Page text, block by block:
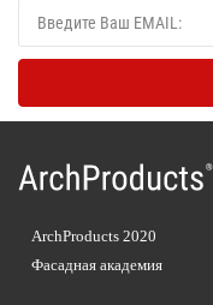
ArchProducts 2020
Фасадная академия